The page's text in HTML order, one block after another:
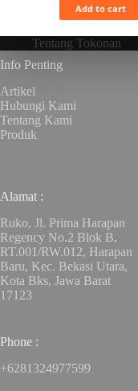
Add to cart
Tentang Tokonan
Info Penting
Artikel
Hubungi Kami
Tentang Kami
Produk
Alamat :
Ruko, Jl. Prima Harapan
Regency No.2 Blok B,
RT.001/RW.012, Harapan
Baru, Kec. Bekasi Utara,
Kota Bks, Jawa Barat
17123
Phone :
+6281324977599